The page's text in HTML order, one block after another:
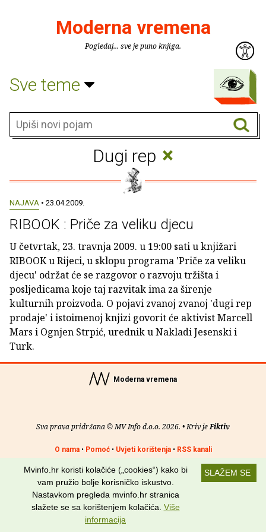
Moderna vremena
Pogledaj... sve je puno knjiga.
Sve teme
Dugi rep ×
NAJAVA • 23.04.2009.
RIBOOK : Priče za veliku djecu
U četvrtak, 23. travnja 2009. u 19:00 sati u knjižari
RIBOOK u Rijeci, u sklopu programa 'Priče za veliku
djecu' održat će se razgovor o razvoju tržišta i
posljedicama koje taj razvitak ima za širenje
kulturnih proizvoda. O pojavi zvanoj zvanoj 'dugi rep
prodaje' i istoimenoj knjizi govorit će aktivist Marcell
Mars i Ognjen Strpić, urednik u Nakladi Jesenski i
Turk.
Moderna vremena
Sva prava pridržana © MV Info d.o.o. 2026. • Kriv jeFiktiv
O nama• Pomoć• Uvjeti korištenja• RSS kanali
Potraži nas na: SLAŽEM SE
Mvinfo.hr koristi kolačiće („cookies“) kako bi
vam pružio bolje korisničko iskustvo.
Nastavkom pregleda mvinfo.hr stranica
slažete se sa korištenjem kolačića. Više
informacija